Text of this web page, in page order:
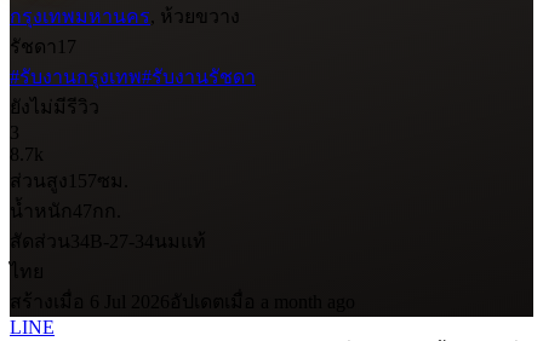
กรุงเทพมหานคร, ห้วยขวาง
รัชดา17
#รับงานกรุงเทพ#รับงานรัชดา
ยังไม่มีรีวิว
3
8.7k
ส่วนสูง 157ซม.
น้ำหนัก47กก.
สัดส่วน 34B-27-34
นมแท้
ไทย
LINE